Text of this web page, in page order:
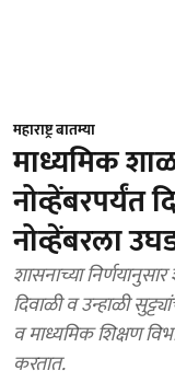
महाराष्ट्र बातम्या
माध्यमिक
नोव्हेंबरपर्यंत
नोव्हेंबरला
शासनाच्या
दिवाळी व उन्हाळी
व माध्यमिक शिक्षण
करतात.